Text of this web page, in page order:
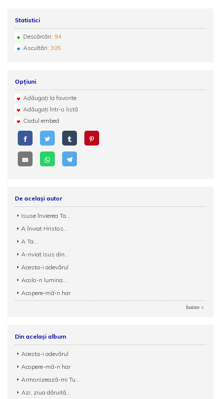
Statistici
Descărcări: 94
Ascultări: 305
Opțiuni
Adăugați la favorite
Adăugați într-o listă
Codul embed
De același autor
Isuse învierea Ta...
A înviat Hristos...
A Ta...
A-nviat Isus din...
Acesta-i adevărul
Acolo-n lumina...
Acopere-mă-n har
Inainte
Din același album
Acesta-i adevărul
Acopere-mă-n har
Armonizează-mi Tu...
Azi, ziua dăruită...